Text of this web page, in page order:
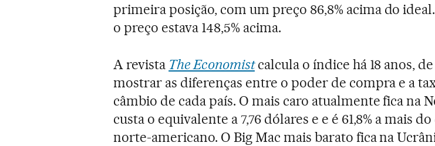
primeira posição, com um preço 86,8% acima do
o preço estava 148,5% acima.
A revista The Economistcalcula o índice há 18 anos,
mostrar as diferenças entre o poder de compra e a
câmbio de cada país. O mais caro atualmente fica na
custa o equivalente a 7,76 dólares e e é 61,8% a mais
norte-americano. O Big Mac mais barato fica na